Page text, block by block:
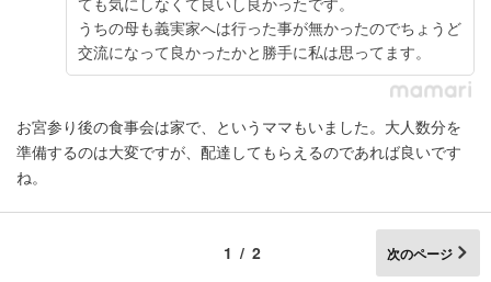
うちの母も義実家へは行った事が無かったのでちょうど
交流になって良かったかと勝手に私は思ってます。
お宮参り後の食事会は家で、というママもいました。大人数分を
準備するのは大変ですが、配達してもらえるのであれば良いです
ね。
1/2 次のページ